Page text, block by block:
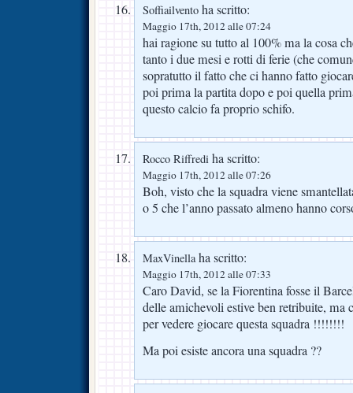
Soffiailvento ha scritto:
Maggio 17th, 2012 alle 07:24
hai ragione su tutto al 100% ma la cosa
tanto i due mesi e rotti di ferie (che
sopratutto il fatto che ci hanno fatto
poi prima la partita dopo e poi quella
questo calcio fa proprio schifo.
Rocco Riffredi ha scritto:
Maggio 17th, 2012 alle 07:26
Boh, visto che la squadra viene
o 5 che l’anno passato almeno hanno
MaxVinellaha scritto:
Maggio 17th, 2012 alle 07:33
Caro David, se la Fiorentina fosse il
delle amichevoli estive ben retribuite, ma
per vedere giocare questa squadra !!!!!!!!
Ma poi esiste ancora una squadra ??